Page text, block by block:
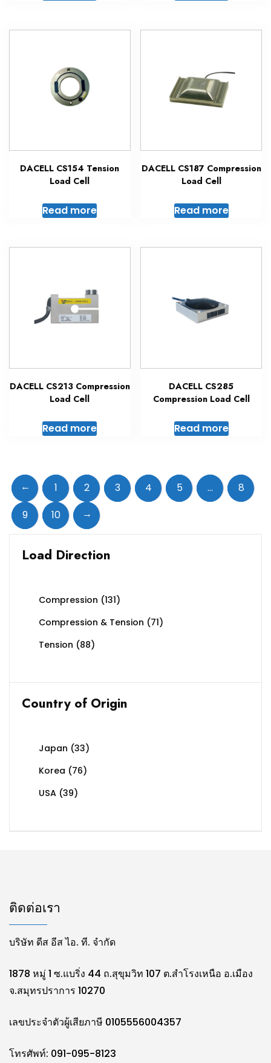
DACELL CS154 Tension
Load Cell
Read more
DACELL CS187 Compression
Load Cell
Read more
DACELL CS213 Compression
Load Cell
Read more
DACELL CS285
Compression Load Cell
Read more
← 1 2 3 4 5 …
8
9
10 →
Load Direction
Compression (131)
Compression & Tension (71)
Tension (88)
Country of Origin
Japan (33)
Korea (76)
USA (39)
ติดต่อเรา
บริษัท ดีส อีส ไอ. ที. จำกัด
1878 หมู่ 1 ซ.แบริ่ง 44 ถ.สุขุมวิท 107 ต.สำโรงเหนือ อ.เมือง
จ.สมุทรปราการ 10270
เลขประจำตัวผู้เสียภาษี 0105556004357
โทรศัพท์: 091-095-8123